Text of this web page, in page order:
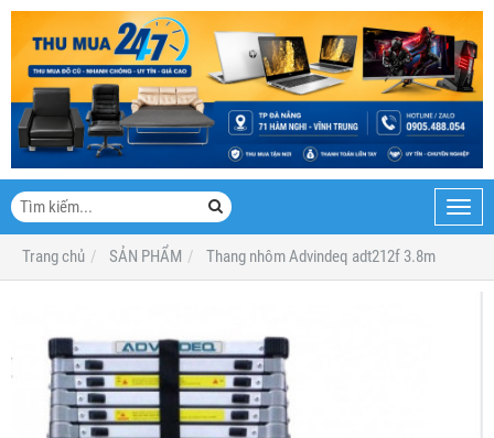
Trang chủ
SẢN PHẨM Thang nhôm Advindeq adt212f 3.8m